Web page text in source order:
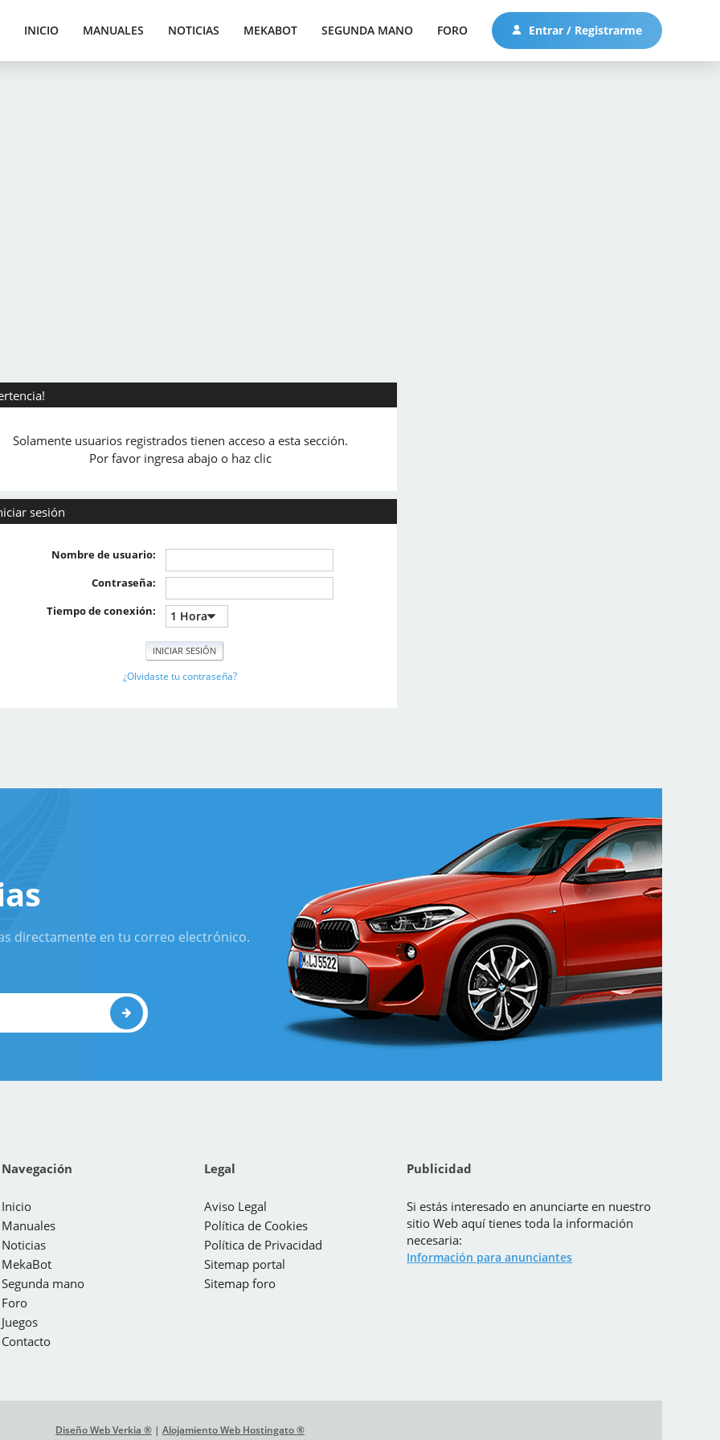
INICIO MANUALES NOTICIAS MEKABOT SEGUNDA MANO FORO Entrar / Registrarme
Solamente usuarios registrados tienen acceso a esta sección.
Por favor ingresa abajo o haz clic
sesión
Nombre de usuario:
Contraseña:
Tiempo de conexión:
¿Olvidaste tu contraseña?
directamente en tu correo electrónico.
Navegación
Inicio
Manuales
Noticias
MekaBot
Segunda mano
Foro
Juegos
Contacto
Legal
Aviso Legal
Política de Cookies
Política de Privacidad
Sitemap portal
Sitemap foro
Publicidad
Si estás interesado en anunciarte en nuestro
sitio Web aquí tienes toda la información
necesaria:
Información para anunciantes
Diseño Web Verkia ® | Alojamiento Web Hostingato ®